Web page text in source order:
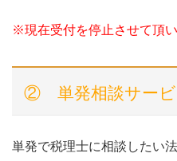
※現在受付を停止させて頂い
② 単発相談サービ
単発で税理士に相談したい